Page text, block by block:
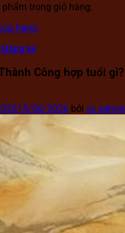
phẩm trong giỏ hàng.
hàng
ký
Công hợp tuổi
15/06/2026 bởi sv admin